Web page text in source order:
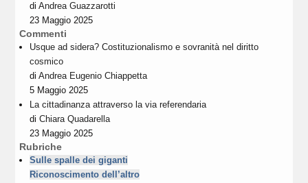
diAndrea Guazzarotti
23 Maggio 2025
Commenti
Usque ad sidera? Costituzionalismo e sovranità nel diritto
cosmico
diAndrea Eugenio Chiappetta
5 Maggio 2025
La cittadinanza attraverso la via referendaria
diChiara Quadarella
23 Maggio 2025
Rubriche
Sulle spalle dei giganti
Riconoscimento dell’altro